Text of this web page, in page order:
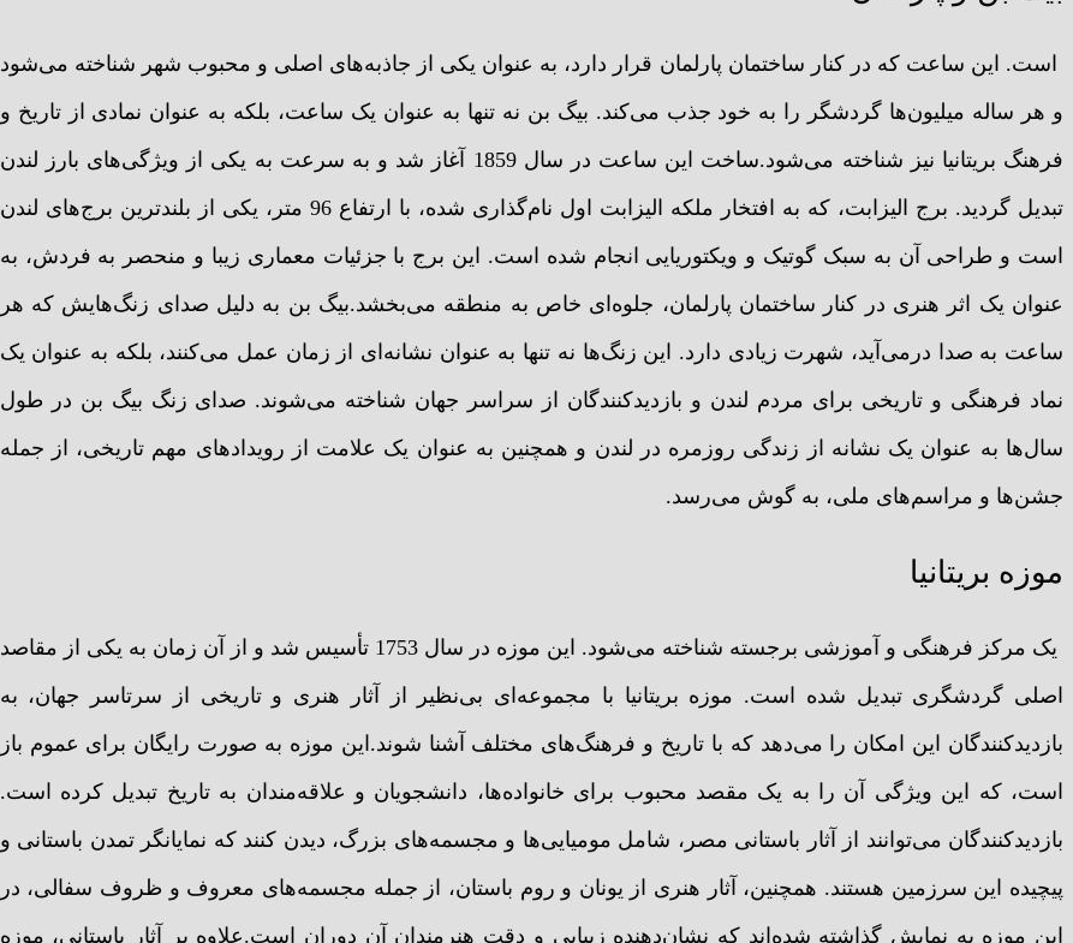
است. این ساعت که در کنار ساختمان پارلمان قرار دارد، به عنوان یکی از جاذبه‌های اصلی و محبوب شهر شناخته می‌شود
و هر ساله میلیون‌ها گردشگر را به خود جذب می‌کند. بیگ بن نه تنها به عنوان یک ساعت، بلکه به عنوان نمادی از تاریخ و
فرهنگ بریتانیا نیز شناخته می‌شود.ساخت این ساعت در سال 1859 آغاز شد و به سرعت به یکی از ویژگی‌های بارز لندن
تبدیل گردید. برج الیزابت، که به افتخار ملکه الیزابت اول نام‌گذاری شده، با ارتفاع 96 متر، یکی از بلندترین برج‌های لندن
است و طراحی آن به سبک گوتیک و ویکتوریایی انجام شده است. این برج با جزئیات معماری زیبا و منحصر به فردش، به
عنوان یک اثر هنری در کنار ساختمان پارلمان، جلوه‌ای خاص به منطقه می‌بخشد.بیگ بن به دلیل صدای زنگ‌هایش که هر
ساعت به صدا درمی‌آید، شهرت زیادی دارد. این زنگ‌ها نه تنها به عنوان نشانه‌ای از زمان عمل می‌کنند، بلکه به عنوان یک
نماد فرهنگی و تاریخی برای مردم لندن و بازدیدکنندگان از سراسر جهان شناخته می‌شوند. صدای زنگ بیگ بن در طول
سال‌ها به عنوان یک نشانه از زندگی روزمره در لندن و همچنین به عنوان یک علامت از رویدادهای مهم تاریخی، از جمله
جشن‌ها و مراسم‌های ملی، به گوش می‌رسد.
موزه بریتانیا
یک مرکز فرهنگی و آموزشی برجسته شناخته می‌شود. این موزه در سال 1753 تأسیس شد و از آن زمان به یکی از مقاصد
اصلی گردشگری تبدیل شده است. موزه بریتانیا با مجموعه‌ای بی‌نظیر از آثار هنری و تاریخی از سرتاسر جهان، به
بازدیدکنندگان این امکان را می‌دهد که با تاریخ و فرهنگ‌های مختلف آشنا شوند.این موزه به صورت رایگان برای عموم باز
است، که این ویژگی آن را به یک مقصد محبوب برای خانواده‌ها، دانشجویان و علاقه‌مندان به تاریخ تبدیل کرده است.
بازدیدکنندگان می‌توانند از آثار باستانی مصر، شامل مومیایی‌ها و مجسمه‌های بزرگ، دیدن کنند که نمایانگر تمدن باستانی و
پیچیده این سرزمین هستند. همچنین، آثار هنری از یونان و روم باستان، از جمله مجسمه‌های معروف و ظروف سفالی، در
این موزه به نمایش گذاشته شده‌اند که نشان‌دهنده زیبایی و دقت هنرمندان آن دوران است.علاوه بر آثار باستانی، موزه